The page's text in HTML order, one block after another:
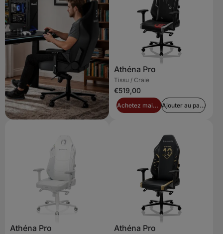
Athéna Pro
Tissu / Craie
€519,00
Achetez maintenant Ajouter au panier
Athéna Pro Athéna Pro